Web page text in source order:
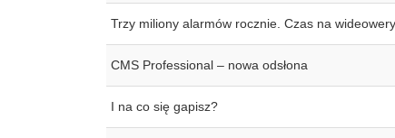
Trzy miliony alarmów rocznie. Czas na
CMS Professional – nowa odsłona
I na co się gapisz?